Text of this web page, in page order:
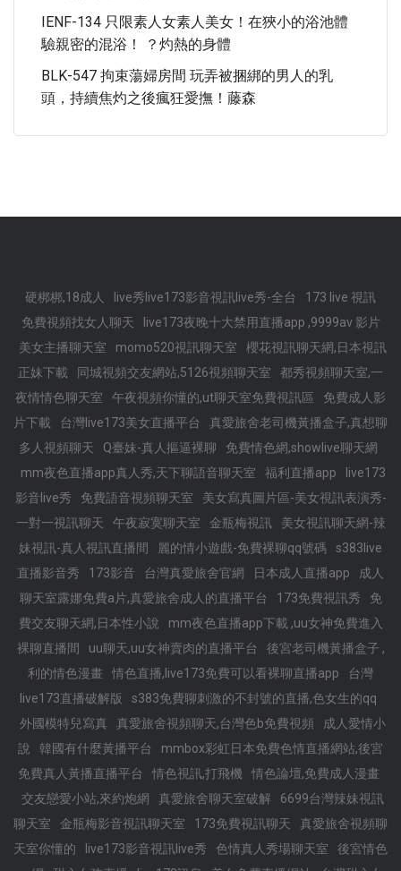
IENF-134 只限素人女素人美女！在狹小的浴池體
驗親密的混浴！ ？灼熱的身體
BLK-547 拘束蕩婦房間 玩弄被捆綁的男人的乳
頭，持續焦灼之後瘋狂愛撫！藤森
硬梆梆,18成人 live秀live173影音視訊live秀-全台
173 live 視訊
免費視頻找女人聊天
live173夜晚十大禁用直播app ,9999av 影片
美女主播聊天室
momo520視訊聊天室
櫻花視訊聊天網,日本視訊
正妹下載
同城視頻交友網站,5126視頻聊天室
都秀視頻聊天室,一
夜情情色聊天室
午夜視頻你懂的,ut聊天室免費視訊區
免費成人影
片下載
台灣live173美女直播平台
真愛旅舍老司機黃播盒子,真想聊
多人視頻聊天
Q臺妹-真人摳逼裸聊
免費情色網,showlive聊天網
mm夜色直播app真人秀,天下聊語音聊天室
福利直播app
live173
影音live秀
免費語音視頻聊天室
美女寫真圖片區-美女視訊表演秀-
一對一視訊聊天
午夜寂寞聊天室 金瓶梅視訊
美女視訊聊天網-辣
妹視訊-真人視訊直播間
麗的情小遊戲-免費裸聊qq號碼
s383live
直播影音秀
173影音 台灣真愛旅舍官網 日本成人直播app
成人
聊天室露娜免費a片,真愛旅舍成人的直播平台
173免費視訊秀
免
費交友聊天網,日本性小說
mm夜色直播app下載 ,uu女神免費進入
裸聊直播間
uu聊天,uu女神賣肉的直播平台
後宮老司機黃播盒子 ,
利的情色漫畫
情色直播,live173免費可以看裸聊直播app
台灣
live173直播破解版
s383免費聊刺激的不封號的直播,色女生的qq
外國模特兒寫真
真愛旅舍視頻聊天,台灣色b免費視頻
成人愛情小
說
韓國有什麼黃播平台
mmbox彩虹日本免費色情直播網站,後宮
免費真人黃播直播平台
情色視訊,打飛機
情色論壇,免費成人漫畫
交友戀愛小站,來約炮網
真愛旅舍聊天室破解
6699台灣辣妹視訊
聊天室
金瓶梅影音視訊聊天室 173免費視訊聊天
真愛旅舍視頻聊
天室你懂的
live173影音視訊live秀 色情真人秀場聊天室
後宮情色